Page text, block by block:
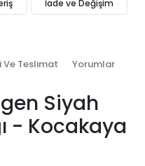
İade ve Değişim
Ve Teslimat Yorumlar
Siyah
- Kocakaya